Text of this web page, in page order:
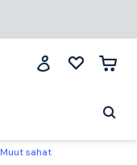
Muut sahat